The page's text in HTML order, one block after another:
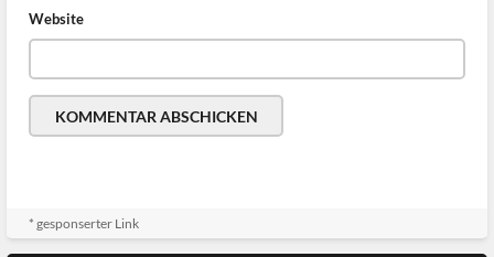
Website
* gesponserter Link